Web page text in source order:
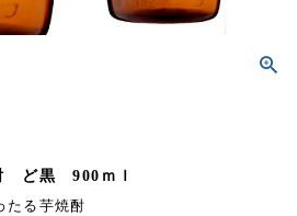
ど黒 900ｍｌ
る芋焼酎